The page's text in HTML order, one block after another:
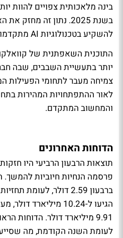
בשנת 2025. נתון זה
להשקיע בטכנולוגיות AI מתקדמות.
התוכנית השאפתנית של
יותר בתעשיית השבבים, שבה
צמיחה מעבר לתחומי הפעילות
לאור ההתפתחויות המהירות
והמחשוב המתקדם.
הדוחות האחרונים
תוצאות הרבעון הרביעי היו
פרסמה הנחיות חיוביות להמשך.
הגיעו ל-10.24